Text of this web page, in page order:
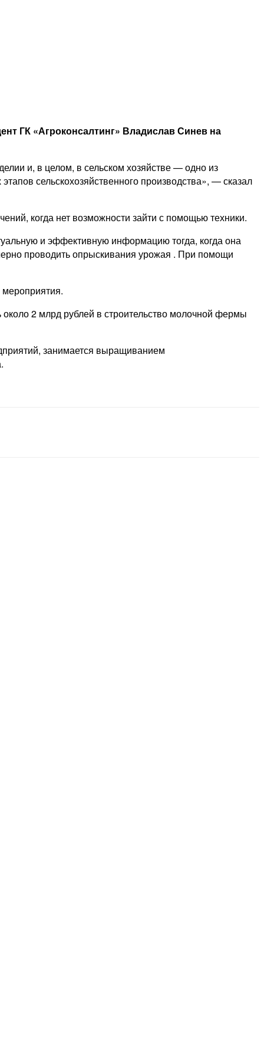
ГК «Агроконсалтинг» Владислав Синев на
и, в целом, в сельском хозяйстве — одно из
сельскохозяйственного производства», — сказал
когда нет возможности зайти с помощью техники.
и эффективную информацию тогда, когда она
проводить опрыскивания урожая . При помощи
2 млрд рублей в строительство молочной фермы
занимается выращиванием